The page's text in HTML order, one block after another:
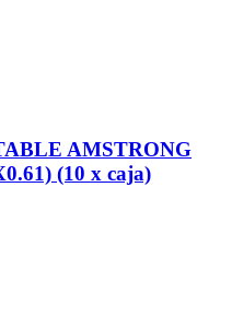
AMSTRONG
(10 x caja)